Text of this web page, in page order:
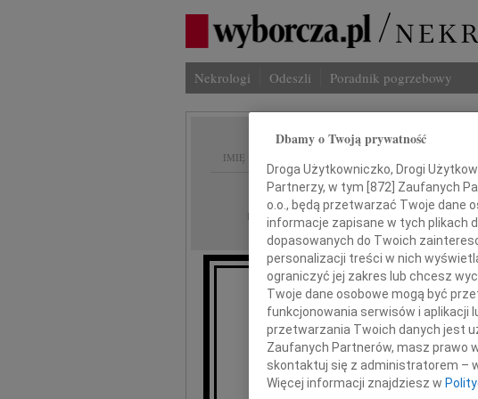
Nekrologi Odeszli Poradnik pogrzebowy
IMIĘ I NAZWISKO:
REGION: Częstochowa
DATA EMISJI: 14.10.2011
Panu
dr inż.
Dbamy o Twoją prywatność
Droga Użytkowniczko, Drogi
Partnerzy, w tym [ 872 ] Zaufanych
o.o., będą przetwarzać Twoje dane
informacje zapisane w tych plikach
dopasowanych do Twoich
personalizacji treści w nich
ograniczyć jej zakres lub chcesz
Twoje dane osobowe mogą być
funkcjonowania serwisów i aplikacji
przetwarzania Twoich danych jest
Zaufanych Partnerów, masz prawo
skontaktuj się z administratorem –
Więcej informacji znajdziesz w